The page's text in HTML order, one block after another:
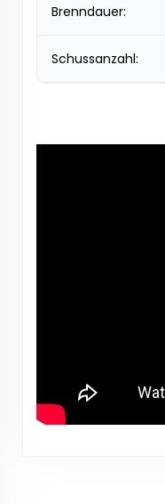
Brenndauer:
Schussanzahl: